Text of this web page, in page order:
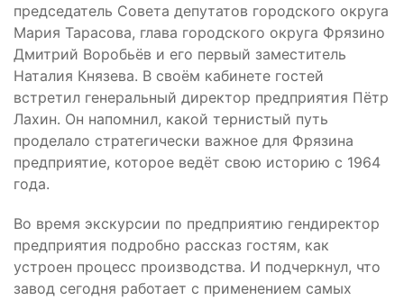
председатель Совета депутатов городского округа
Мария Тарасова, глава городского округа Фрязино
Дмитрий Воробьёв и его первый заместитель
Наталия Князева. В своём кабинете гостей
встретил генеральный директор предприятия Пётр
Лахин. Он напомнил, какой тернистый путь
проделало стратегически важное для Фрязина
предприятие, которое ведёт свою историю с 1964
года.
Во время экскурсии по предприятию гендиректор
предприятия подробно рассказ гостям, как
устроен процесс производства. И подчеркнул, что
завод сегодня работает с применением самых